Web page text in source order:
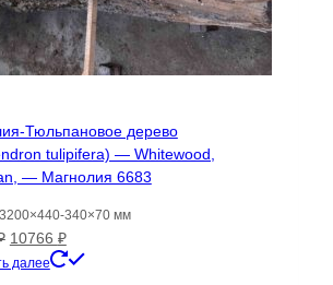
Тюльпановое дерево
tulipifera) — Whitewood,
— Магнолия 6683
340×70 мм
Первоначальная
цена
10766 ₽Текущая
цена:
далее